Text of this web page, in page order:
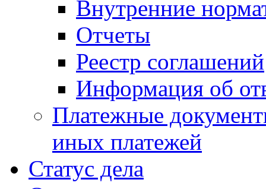
Внутренние
Отчеты
Реестр соглашений
Информация об
Платежные
иных платежей
Статус дела